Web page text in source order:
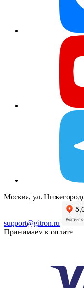
Москва, ул.
support@gitron.ru
Принимаем к оплате